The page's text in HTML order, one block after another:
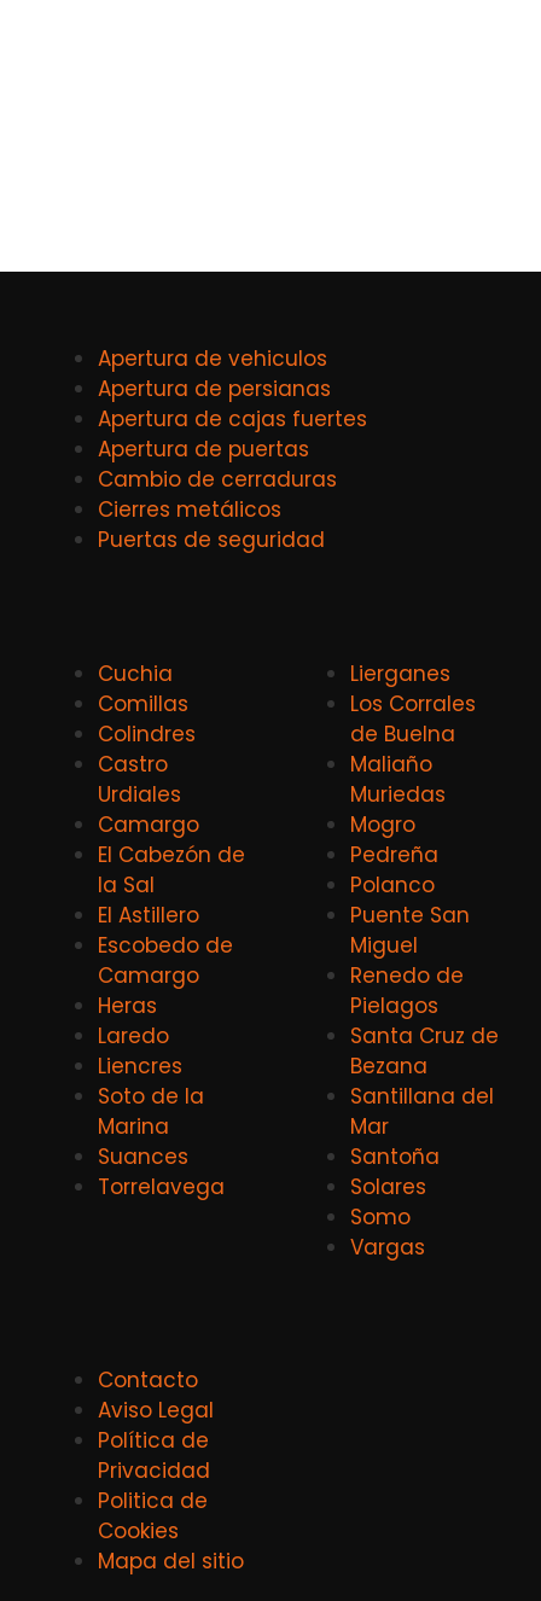
Apertura de vehiculos
Apertura de persianas
Apertura de cajas fuertes
Apertura de puertas
Cambio de cerraduras
Cierres metálicos
Puertas de seguridad
Cuchia
Comillas
Colindres
Castro
Urdiales
Camargo
El Cabezón de
la Sal
El Astillero
Escobedo de
Camargo
Heras
Laredo
Liencres
Soto de la
Marina
Suances
Torrelavega
Lierganes
Los Corrales
de Buelna
Maliaño
Muriedas
Mogro
Pedreña
Polanco
Puente San
Miguel
Renedo de
Pielagos
Santa Cruz de
Bezana
Santillana del
Mar
Santoña
Solares
Somo
Vargas
Contacto
Aviso Legal
Política de
Privacidad
Politica de
Cookies
Mapa del sitio